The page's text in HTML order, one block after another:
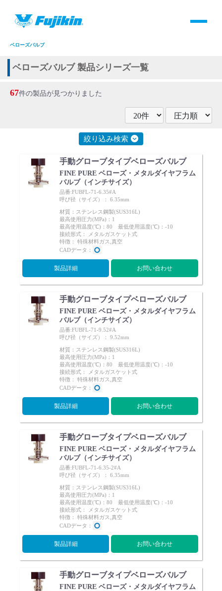
バルブ・継手・システムを探す
製品カタログダウンロード
サポート
よくあるご質問(FAQ)・用語集
Cv値・流量計算ツール
製品動画一覧
バルブと継手のきほん
説明会・講習会
Corporate Blog
採用情報
Language：日本語／English
お問い合わせ
ベローズバルブ
ベローズバルブ 製品シリーズ一覧
67件の製品が見つかりました
絞り込み検索
手動グローブタイプベローズバルブ
FINE PURE ベローズ・メタルダイヤフラム
バルブ（インチサイズ）
品番:FUBFL-71-6.35#A
呼び径（サイズ）： 6.35mm
材質：ステンレス鋼製(SUS316L)
最高使用圧力(MPa)：1
最高使用温度(℃)：80 最低使用温度(℃)：-10
接続形式： メタルガスケット式
特徴： 特殊材料ガス,真空
CADデータ：
製品詳細 お問い合わせ
手動グローブタイプベローズバルブ
FINE PURE ベローズ・メタルダイヤフラム
バルブ（インチサイズ）
品番:FUBFL-71-9.52#A
呼び径（サイズ）： 9.52mm
材質：ステンレス鋼製(SUS316L)
最高使用圧力(MPa)：1
最高使用温度(℃)：80 最低使用温度(℃)：-10
接続形式： メタルガスケット式
特徴： 特殊材料ガス,真空
CADデータ：
製品詳細 お問い合わせ
手動グローブタイプベローズバルブ
FINE PURE ベローズ・メタルダイヤフラム
バルブ（インチサイズ）
品番:FUBFL-71-6.35-2#A
呼び径（サイズ）： 6.35mm
材質：ステンレス鋼製(SUS316L)
最高使用圧力(MPa)：1
最高使用温度(℃)：80 最低使用温度(℃)：-10
接続形式： メタルガスケット式
特徴： 特殊材料ガス,真空
CADデータ：
製品詳細 お問い合わせ
手動グローブタイプベローズバルブ
FINE PURE ベローズ・メタルダイヤフラム